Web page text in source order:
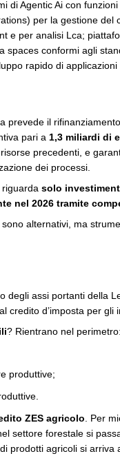
di Agentic Ai con
per la gestione del
e per analisi Lca;
spaces conformi agli
rapido di applicazioni
prevede il
pari a 1,3 miliardi di
precedenti, e
dei processi.
solo
nel 2026 tramite
alternativi, ma
degli assi portanti della
credito d’imposta per gli
? Rientrano nel
produttive;
ZES agricolo . Per
settore forestale si
prodotti agricoli si arriva